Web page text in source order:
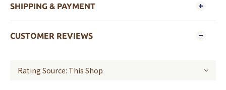
SHIPPING & PAYMENT
CUSTOMER REVIEWS